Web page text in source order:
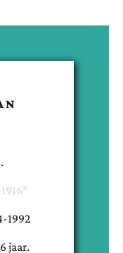
.
1992
jaar.